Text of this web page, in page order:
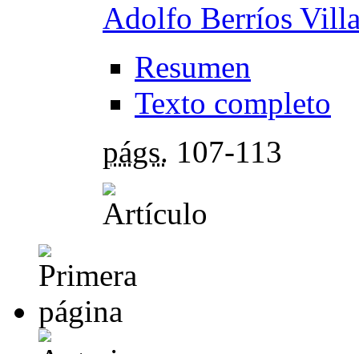
Adolfo Berríos
Resumen
Texto completo
págs. 107-113